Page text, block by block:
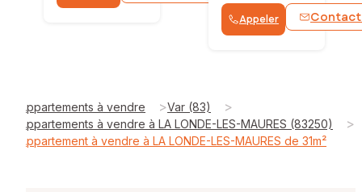
Appeler
Appartements à vendre >Var (83) >
Appartements à vendre à LA LONDE-LES-MAURES (83250) >
Appartement à vendre à LA LONDE-LES-MAURES de 31m²